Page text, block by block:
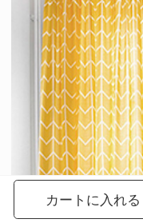
カートに入れる